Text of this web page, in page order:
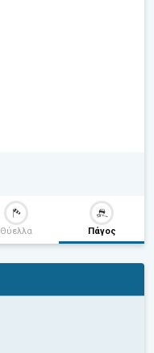
Θύελλα Πάγος